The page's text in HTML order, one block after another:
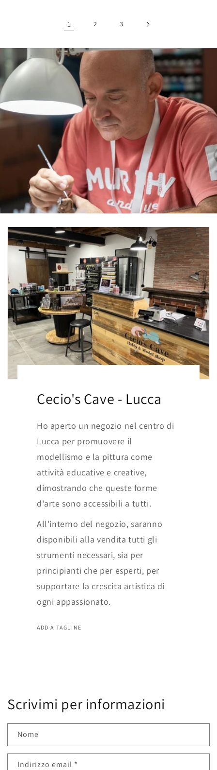
1 2 3
Cecio's Cave - Lucca
Ho aperto un negozio nel centro di
Lucca per promuovere il
modellismo e la pittura come
attività educative e creative,
dimostrando che queste forme
d'arte sono accessibili a tutti.
All'interno del negozio, saranno
disponibili alla vendita tutti gli
strumenti necessari, sia per
principianti che per esperti, per
supportare la crescita artistica di
ogni appassionato.
ADD A TAGLINE
Scrivimi per informazioni
Nome
Indirizzo email *